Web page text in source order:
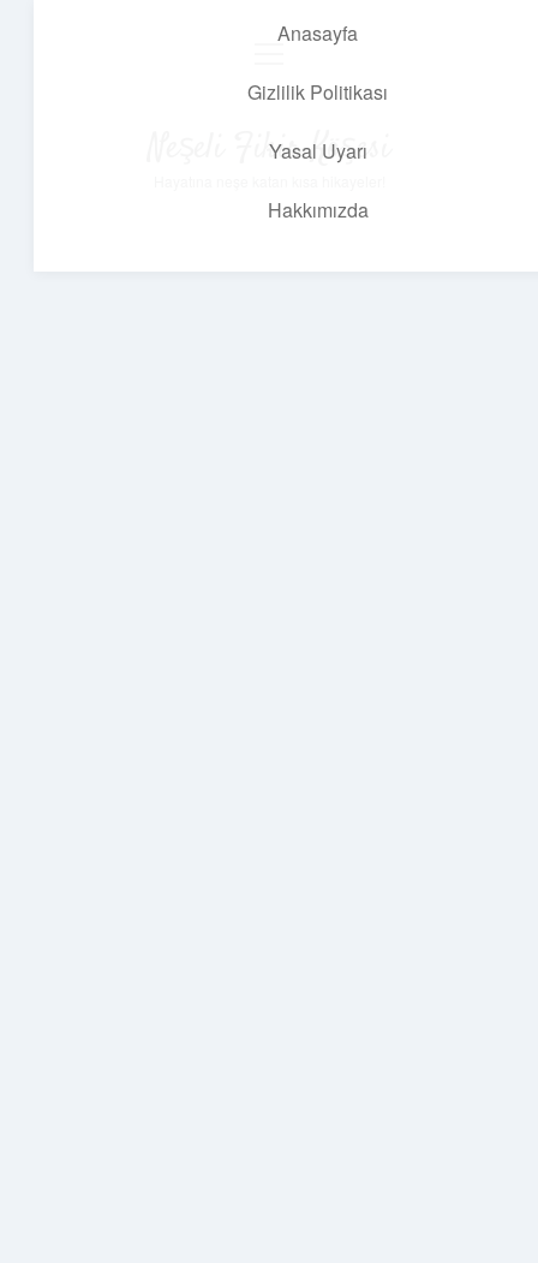
Anasayfa
Gizlilik Politikası
Yasal Uyarı
Hakkımızda
Neşeli Fikir Köşesi